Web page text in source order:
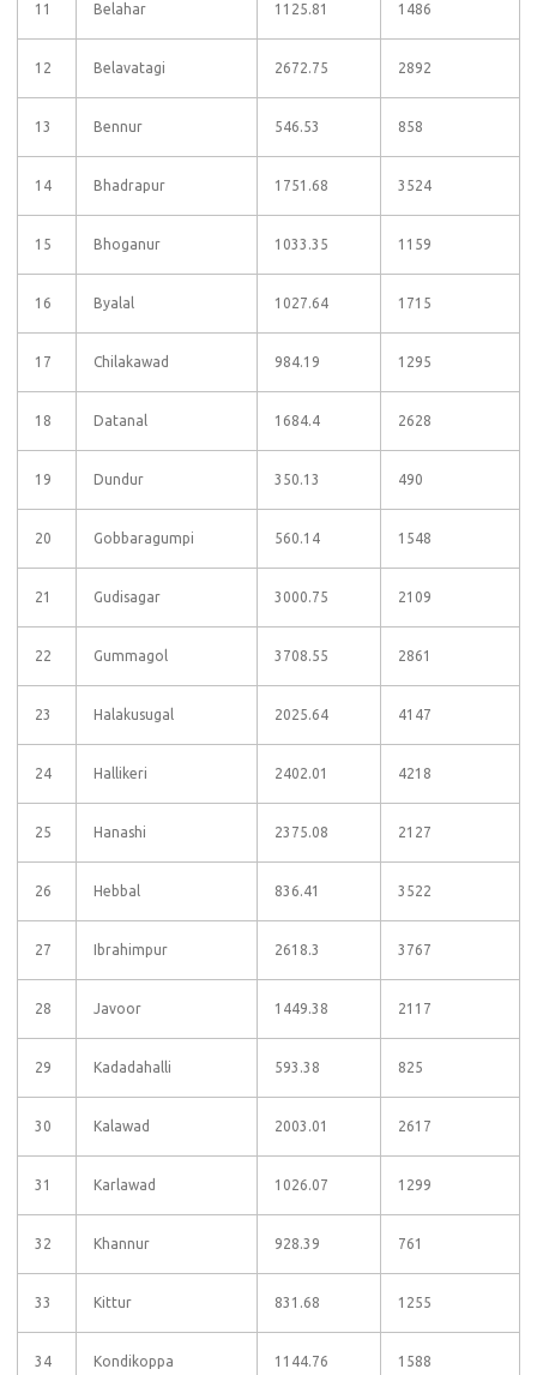
11 Belahar 1125.81 1486
12 Belavatagi 2672.75 2892
13 Bennur 546.53 858
14 Bhadrapur 1751.68 3524
15 Bhoganur 1033.35 1159
16 Byalal 1027.64 1715
17 Chilakawad 984.19 1295
18 Datanal 1684.4 2628
19 Dundur 350.13 490
20 Gobbaragumpi 560.14 1548
21 Gudisagar 3000.75 2109
22 Gummagol 3708.55 2861
23 Halakusugal 2025.64 4147
24 Hallikeri 2402.01 4218
25 Hanashi 2375.08 2127
26 Hebbal 836.41 3522
27 Ibrahimpur 2618.3 3767
28 Javoor 1449.38 2117
29 Kadadahalli 593.38 825
30 Kalawad 2003.01 2617
31 Karlawad 1026.07 1299
32 Khannur 928.39 761
33 Kittur 831.68 1255
34 Kondikoppa 1144.76 1588